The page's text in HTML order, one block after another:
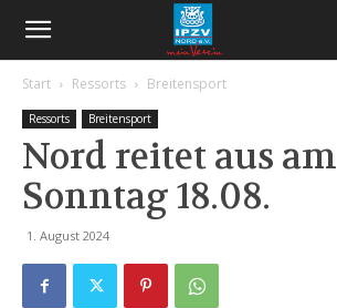
Start Ressorts Breitensport
Ressorts Breitensport
Nord reitet aus am
Sonntag 18.08.
1. August 2024